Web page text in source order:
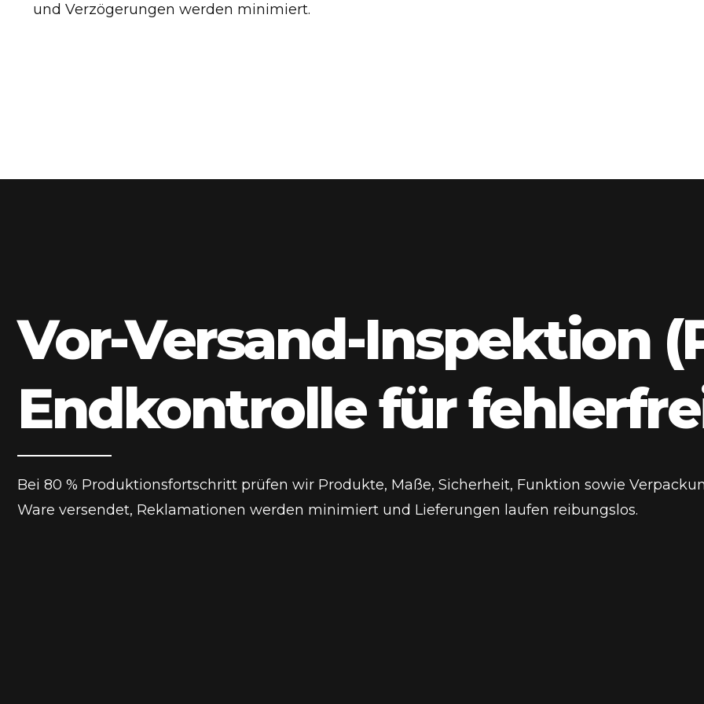
und Verzögerungen werden minimiert.
Vor-Versand-Inspektion
Endkontrolle für
Bei 80 % Produktionsfortschritt prüfen wir Produkte, Maße, Sicherheit, Funktion sowie
Ware versendet, Reklamationen werden minimiert und Lieferungen laufen reibungslos.